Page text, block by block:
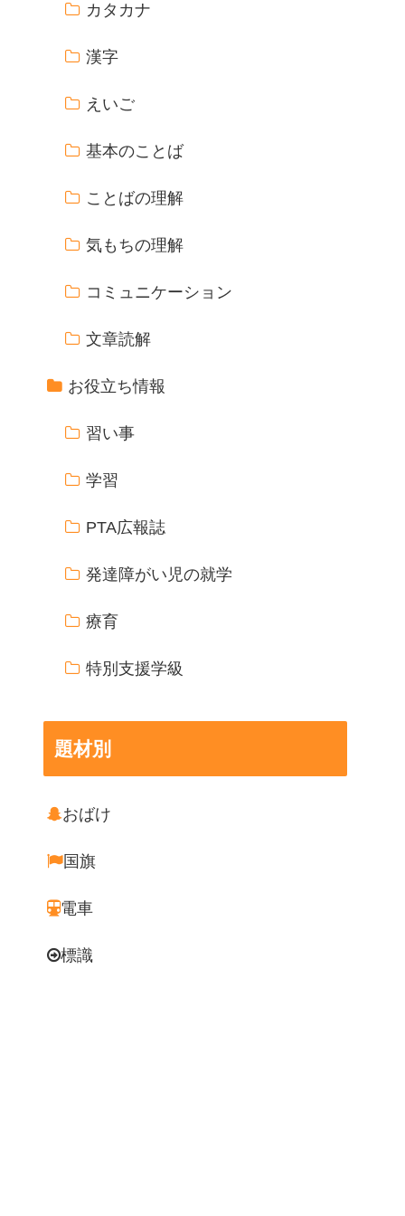
カタカナ
漢字
えいご
基本のことば
ことばの理解
気もちの理解
コミュニケーション
文章読解
お役立ち情報
習い事
学習
PTA広報誌
発達障がい児の就学
療育
特別支援学級
題材別
おばけ
国旗
電車
標識